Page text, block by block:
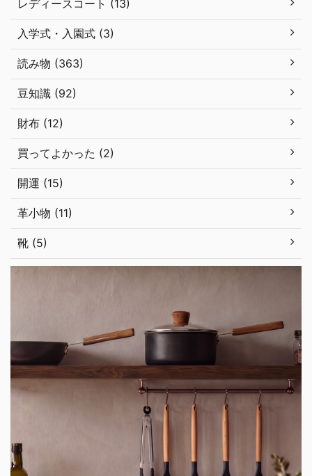
レディースコート (13)
入学式・入園式 (3)
読み物 (363)
豆知識 (92)
財布 (12)
買ってよかった (2)
開運 (15)
革小物 (11)
靴 (5)